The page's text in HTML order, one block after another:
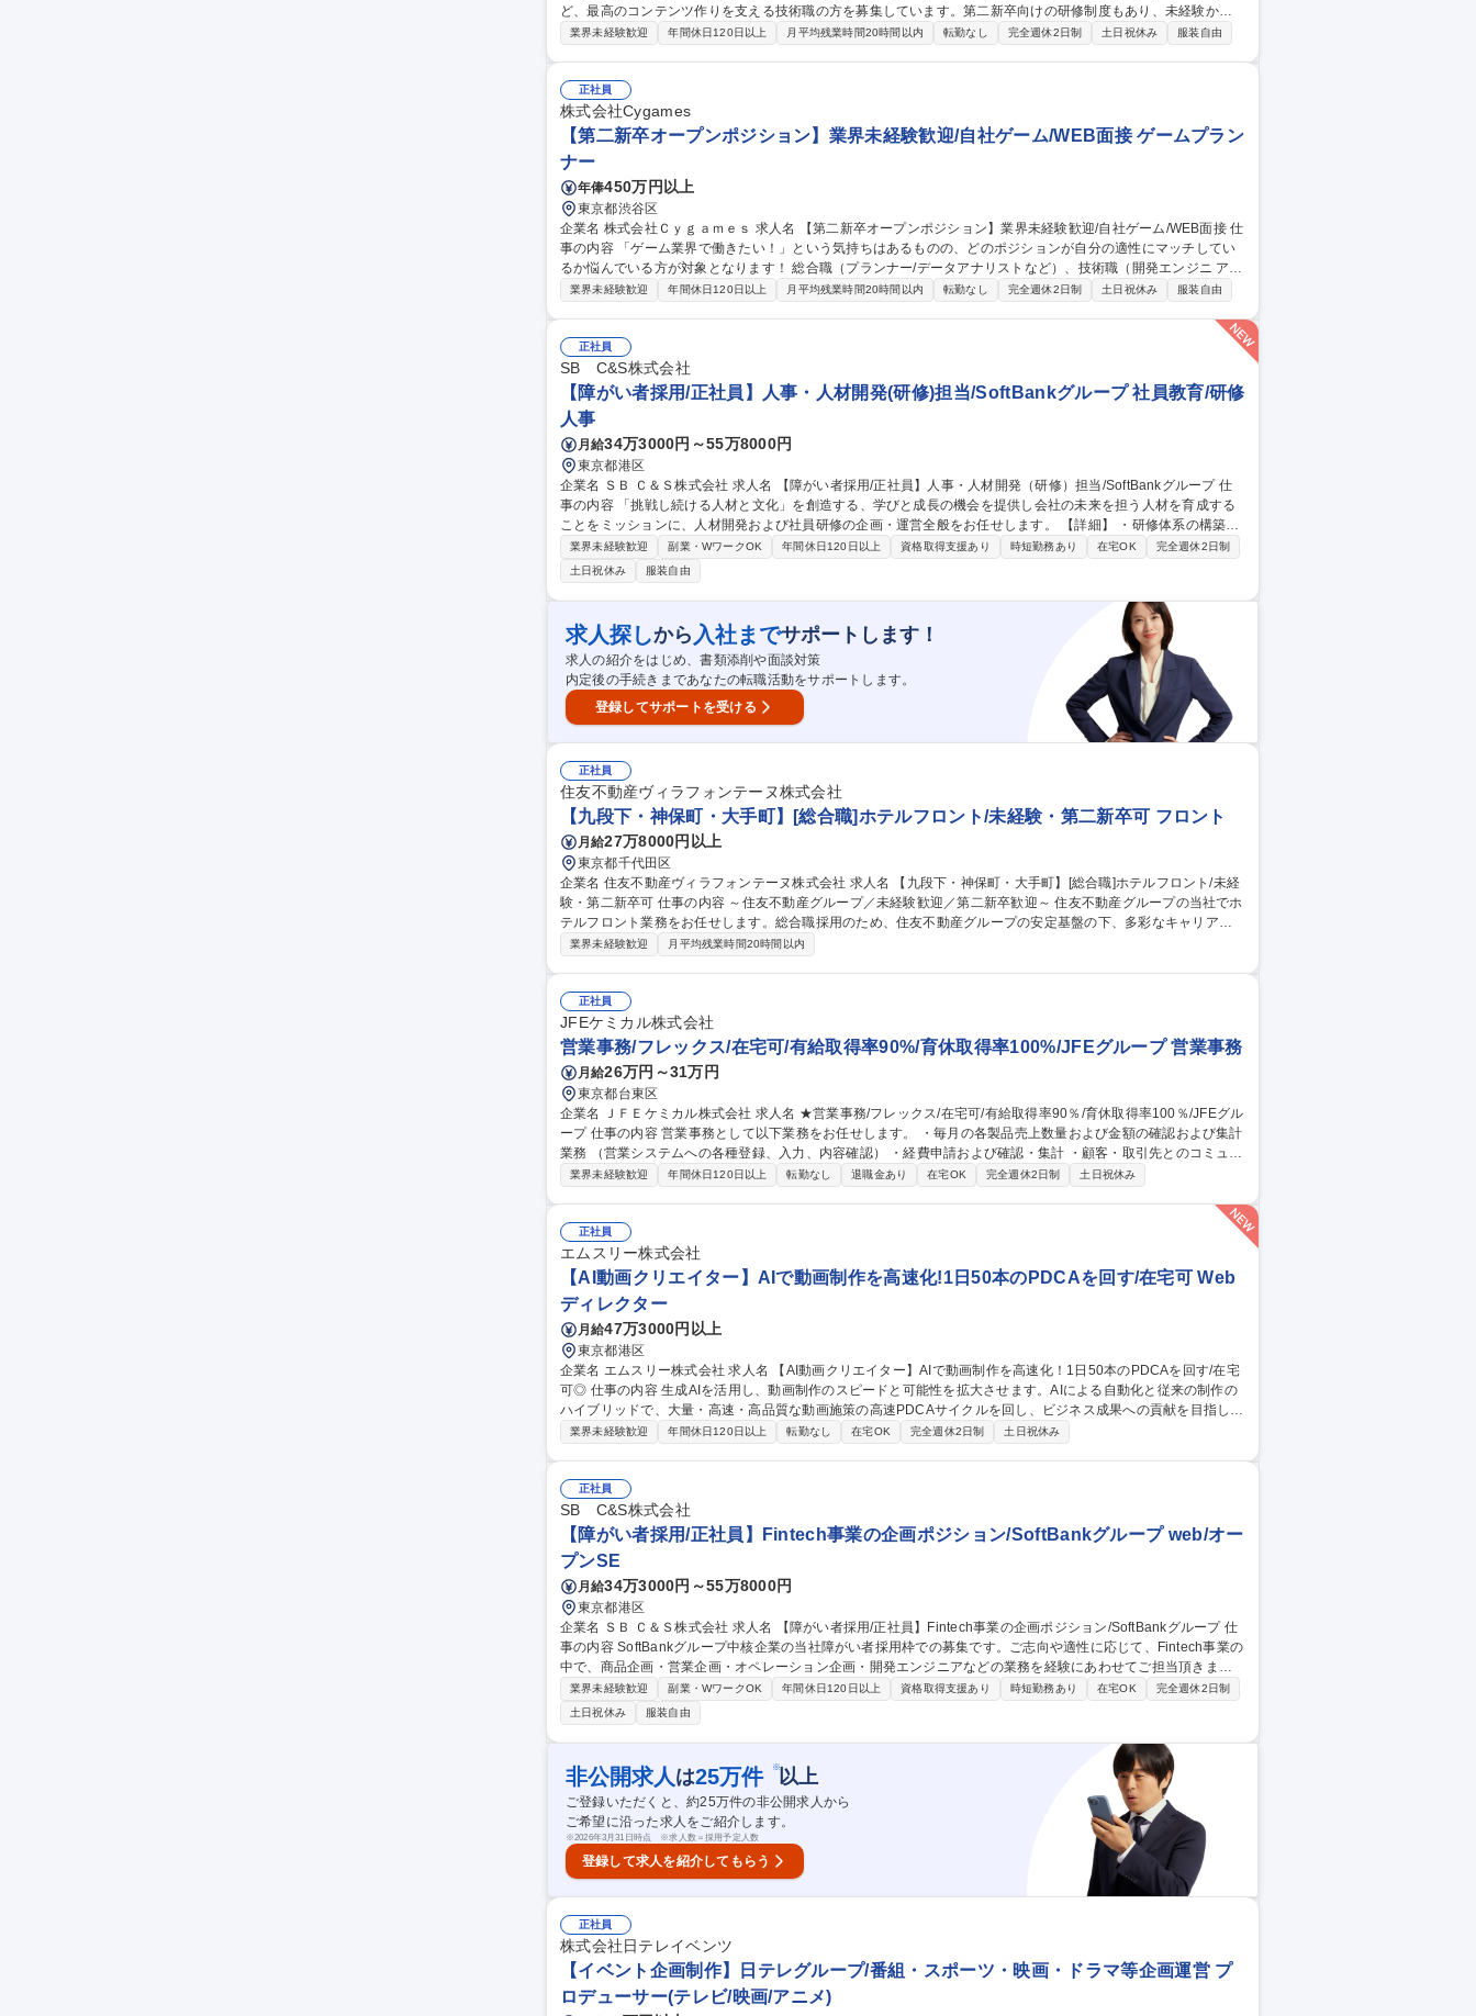
ど、最高のコンテンツ作りを支える技術職の方を募集しています。第二新卒向けの研修制度もあり、未経験から
挑戦できる土壌が 整っています。Cygamesで、あなたが本当にやりたかった仕事に挑戦してみませんか？ 1,配属
マッチしたポジションをご案内いたします。 募集職種 【第二新卒/技術職(オープンポジション)】業界未経験歓迎/
自社ゲーム/WEB面接
業界未経験歓迎 年間休日120日以上 月平均残業時間20時間以内 転勤なし 完全週休2日制 土日祝休み 服装自由
正社員
株式会社Cygames
【第二新卒オープンポジション】業界未経験歓迎/自社ゲーム/WEB面接 ゲームプラン
ナー
年俸450万円以上
東京都渋谷区
企業名 株式会社Ｃｙｇａｍｅｓ 求人名 【第二新卒オープンポジション】業界未経験歓迎/自社ゲーム/WEB面接 仕
事の内容 「ゲーム業界で働きたい！」という気持ちはあるものの、どのポジションが自分の適性にマッチしてい
るか悩んでいる方が対象となります！ 総合職（プランナー/データアナリストなど）、技術職（開発エンジニ ア/
インフラエンジニアなど）、デザイン職（デザイナー/イラストレ ーターなど）等から、面接でご希望と適正にマ
の手で作りたい」「最高のコンテンツを作るためには、何でもやる」という情熱に溢れた方のご応募をお待ちし
業界未経験歓迎 年間休日120日以上 月平均残業時間20時間以内 転勤なし 完全週休2日制 土日祝休み 服装自由
正社員
SB C&S株式会社
【障がい者採用/正社員】人事・人材開発(研修)担当/SoftBankグループ 社員教育/研修
人事
月給34万3000円～55万8000円
東京都港区
企業名 ＳＢ Ｃ＆Ｓ株式会社 求人名 【障がい者採用/正社員】人事・人材開発（研修）担当/SoftBankグループ 仕
事の内容 「挑戦し続ける人材と文化」を創造する、学びと成長の機会を提供し会社の未来を担う人材を育成する
ことをミッションに、人材開発および社員研修の企画・運営全般をお任せします。 【詳細】 ・研修体系の構築、
スケジュール管理、実施運営、KPI管理 ・研修の新規企画立案、関係部署との調整、実施後の効果測定 ・社内研
修のファシリテーション、講師対応・育成、社外研修ベンダーとの連携 ・その他、人事領域における横断施策に
も参画いただきます 募集職種 【障がい者採用/正社員】人事・人材開発（研修）担当/SoftBankグループ
業界未経験歓迎 副業・WワークOK 年間休日120日以上 資格取得支援あり 時短勤務あり 在宅OK
完全週休2日制
土日祝休み
服装自由
求人探しから 入社までサポートします！
求人の紹介をはじめ、書類添削や面談対策
内定後の手続きまであなたの転職活動をサポートします。
登録してサポートを受ける
正社員
住友不動産ヴィラフォンテーヌ株式会社
【九段下・神保町・大手町】[総合職]ホテルフロント/未経験・第二新卒可 フロント
月給27万8000円以上
東京都千代田区
企業名 住友不動産ヴィラフォンテーヌ株式会社 求人名 【九段下・神保町・大手町】[総合職]ホテルフロント/未経
験・第二新卒可 仕事の内容 ～住友不動産グループ／未経験歓迎／第二新卒歓迎～ 住友不動産グループの当社でホ
テルフロント業務をお任せします。総合職採用のため、住友不動産グループの安定基盤の下、多彩なキャリアを
構築可能です。 フロント接客・予約・問い合わせ対応および付帯業務/観光案内/安全管理等ホテル運営業務全般を
[総合職]ホテルフロント/未経験・第二新卒可
業界未経験歓迎 月平均残業時間20時間以内
正社員
JFEケミカル株式会社
営業事務/フレックス/在宅可/有給取得率90%/育休取得率100%/JFEグループ 営業事務
月給26万円～31万円
東京都台東区
企業名 ＪＦＥケミカル株式会社 求人名 ★営業事務/フレックス/在宅可/有給取得率90％/育休取得率100％/JFEグル
ープ 仕事の内容 営業事務として以下業務をお任せします。 ・毎月の各製品売上数量および金額の確認および集計
業務 （営業システムへの各種登録、入力、内容確認） ・経費申請および確認・集計 ・顧客・取引先とのコミュニ
ケーション：電話、メール等での定型サービスに関わる問い合せ対応（例；請求書等） ・受発注業務／請求書発
ープ
業界未経験歓迎 年間休日120日以上 転勤なし 退職金あり 在宅OK 完全週休2日制 土日祝休み
正社員
エムスリー株式会社
【AI動画クリエイター】AIで動画制作を高速化!1日50本のPDCAを回す/在宅可 Web
ディレクター
月給47万3000円以上
東京都港区
企業名 エムスリー株式会社 求人名 【AI動画クリエイター】AIで動画制作を高速化！1日50本のPDCAを回す/在宅
可◎ 仕事の内容 生成AIを活用し、動画制作のスピードと可能性を拡大させます。AIによる自動化と従来の制作の
ハイブリッドで、大量・高速・高品質な動画施策の高速PDCAサイクルを回し、ビジネス成果への貢献を目指しま
す。 AIエージェントに定型作業を任せ、「何を・なぜ作るか」の判断と企画に集中する新しい制作スタイルを担
規模の体制を構築し、仮説検証と改善を行います。 募集職種 【AI動画クリエイター】AIで動画制作を高速化！1
日50本のPDCAを回す/在宅可◎
業界未経験歓迎 年間休日120日以上 転勤なし 在宅OK 完全週休2日制 土日祝休み
正社員
SB C&S株式会社
【障がい者採用/正社員】Fintech事業の企画ポジション/SoftBankグループ web/オー
プンSE
月給34万3000円～55万8000円
東京都港区
企業名 ＳＢ Ｃ＆Ｓ株式会社 求人名 【障がい者採用/正社員】Fintech事業の企画ポジション/SoftBankグループ 仕
事の内容 SoftBankグループ中核企業の当社障がい者採用枠での募集です。ご志向や適性に応じて、Fintech事業の
中で、商品企画・営業企画・オペレーション企画・開発エンジニアなどの業務を経験にあわせてご担当頂きま
す。 【業務例】店舗DX（決済、POSアプリ等）に関する新規商品の企画立案と開発、パートナー開拓とアライア
ンス締結、市場ニーズの把握、FinTech関連商品、プロモーションの企画、カスタマーサクセス、オペレーション
構築 等 【魅力】立ち上げからサービス化・収益化まで一気通貫で関与できます。PayPayやLINE等グループ会社
や多分野の企業との協業を通じて視野が広がります。 募集職種 【障がい者採用/正社員】Fintech事業の企画ポジ
ション/SoftBankグループ
業界未経験歓迎 副業・WワークOK 年間休日120日以上 資格取得支援あり 時短勤務あり 在宅OK
完全週休2日制
土日祝休み
服装自由
非公開求人 は25万件 ※以上
ご登録いただくと、約25万件の非公開求人から
ご希望に沿った求人をご紹介します。
※2026年3月31日時点 ※求人数＝採用予定人数
登録して求人を紹介してもらう
正社員
株式会社日テレイベンツ
【イベント企画制作】日テレグループ/番組・スポーツ・映画・ドラマ等企画運営 プ
ロデューサー(テレビ/映画/アニメ)